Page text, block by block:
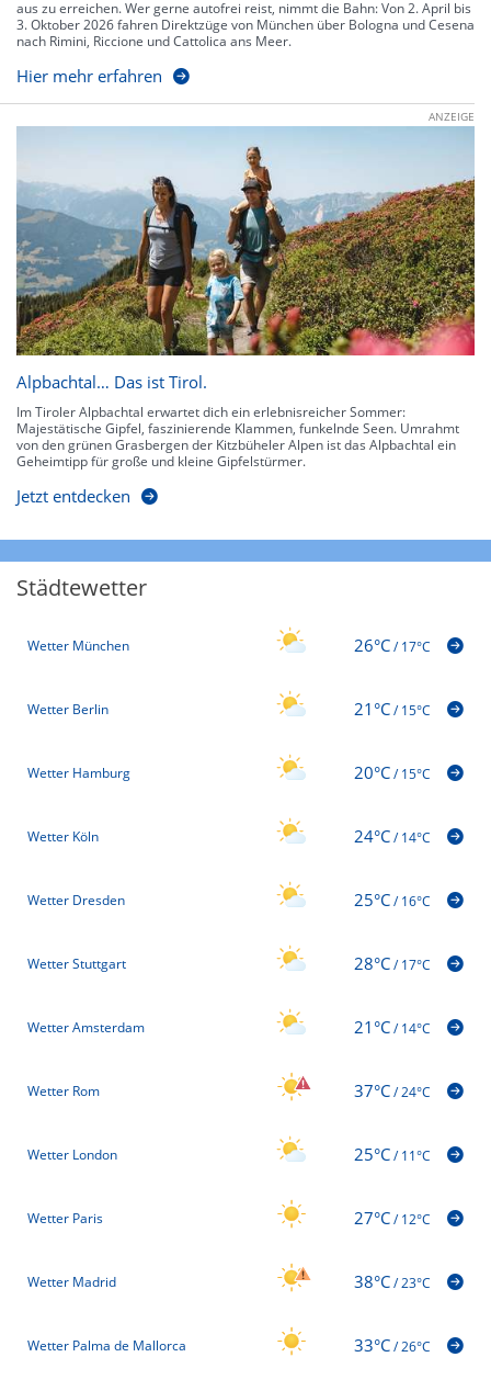
aus zu erreichen. Wer gerne autofrei reist, nimmt die Bahn: Von 2. April bis
3. Oktober 2026 fahren Direktzüge von München über Bologna und Cesena
nach Rimini, Riccione und Cattolica ans Meer.
Hier mehr erfahren
ANZEIGE
Alpbachtal… Das ist Tirol.
Im Tiroler Alpbachtal erwartet dich ein erlebnisreicher Sommer:
Majestätische Gipfel, faszinierende Klammen, funkelnde Seen. Umrahmt
von den grünen Grasbergen der Kitzbüheler Alpen ist das Alpbachtal ein
Geheimtipp für große und kleine Gipfelstürmer.
Jetzt entdecken
Städtewetter
Wetter München 26°C/17°C
Wetter Berlin 21°C/15°C
Wetter Hamburg 20°C/15°C
Wetter Köln 24°C/14°C
Wetter Dresden 25°C/16°C
Wetter Stuttgart 28°C/17°C
Wetter Amsterdam 21°C/14°C
Wetter Rom 37°C/24°C
Wetter London 25°C/11°C
Wetter Paris 27°C/12°C
Wetter Madrid 38°C/23°C
Wetter Palma de Mallorca 33°C/26°C